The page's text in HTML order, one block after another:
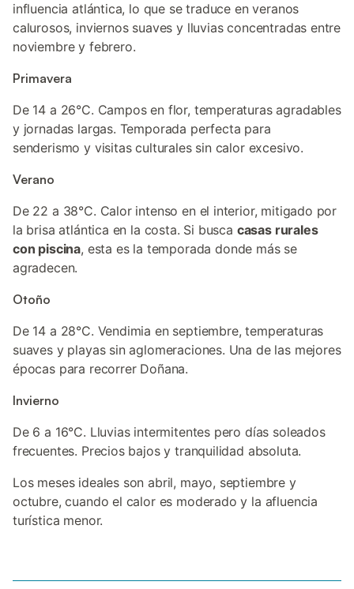
influencia atlántica, lo que se traduce en veranos
calurosos, inviernos suaves y lluvias concentradas entre
noviembre y febrero.
Primavera
De 14 a 26°C. Campos en flor, temperaturas agradables
y jornadas largas. Temporada perfecta para
senderismo y visitas culturales sin calor excesivo.
Verano
De 22 a 38°C. Calor intenso en el interior, mitigado por
la brisa atlántica en la costa. Si busca casas rurales
con piscina, esta es la temporada donde más se
agradecen.
Otoño
De 14 a 28°C. Vendimia en septiembre, temperaturas
suaves y playas sin aglomeraciones. Una de las mejores
épocas para recorrer Doñana.
Invierno
De 6 a 16°C. Lluvias intermitentes pero días soleados
frecuentes. Precios bajos y tranquilidad absoluta.
Los meses ideales son abril, mayo, septiembre y
octubre, cuando el calor es moderado y la afluencia
turística menor.